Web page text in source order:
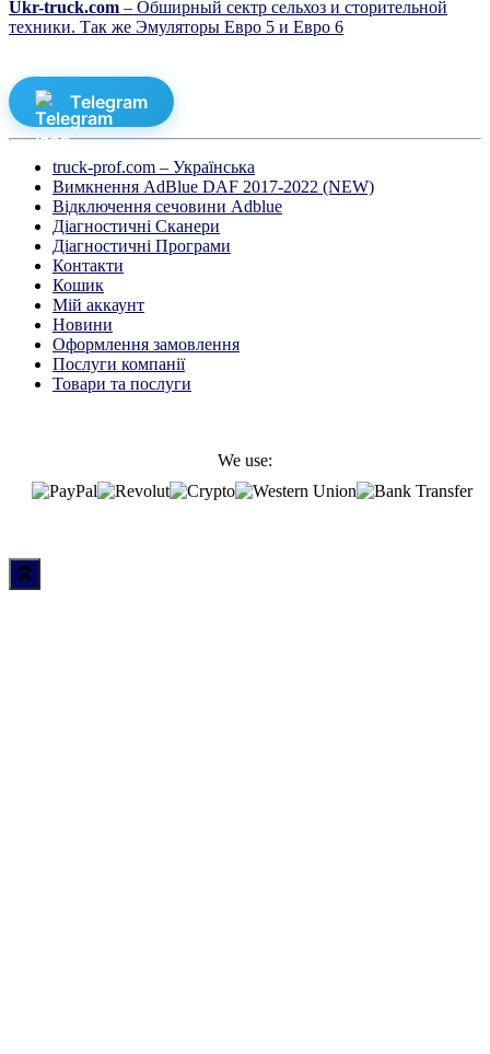
Ukr-truck.com – Обширный сектр сельхоз и сторительной
техники. Так же Эмуляторы Евро 5 и Евро 6
Telegram
truck-prof.com – Українська
Вимкнення AdBlue DAF 2017-2022 (NEW)
Відключення сечовини Adblue
Діагностичні Cканери
Діагностичні Програми
Контакти
Кошик
Мій аккаунт
Новини
Оформлення замовлення
Послуги компанії
Товари та послуги
We use: